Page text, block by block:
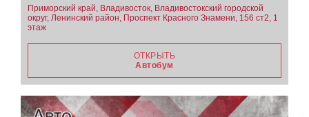
Приморский край, Владивосток, Владивостокский городской
округ, Ленинский район, Проспект Красного Знамени, 156 ст2, 1
этаж
ОТКРЫТЬ
Автобум